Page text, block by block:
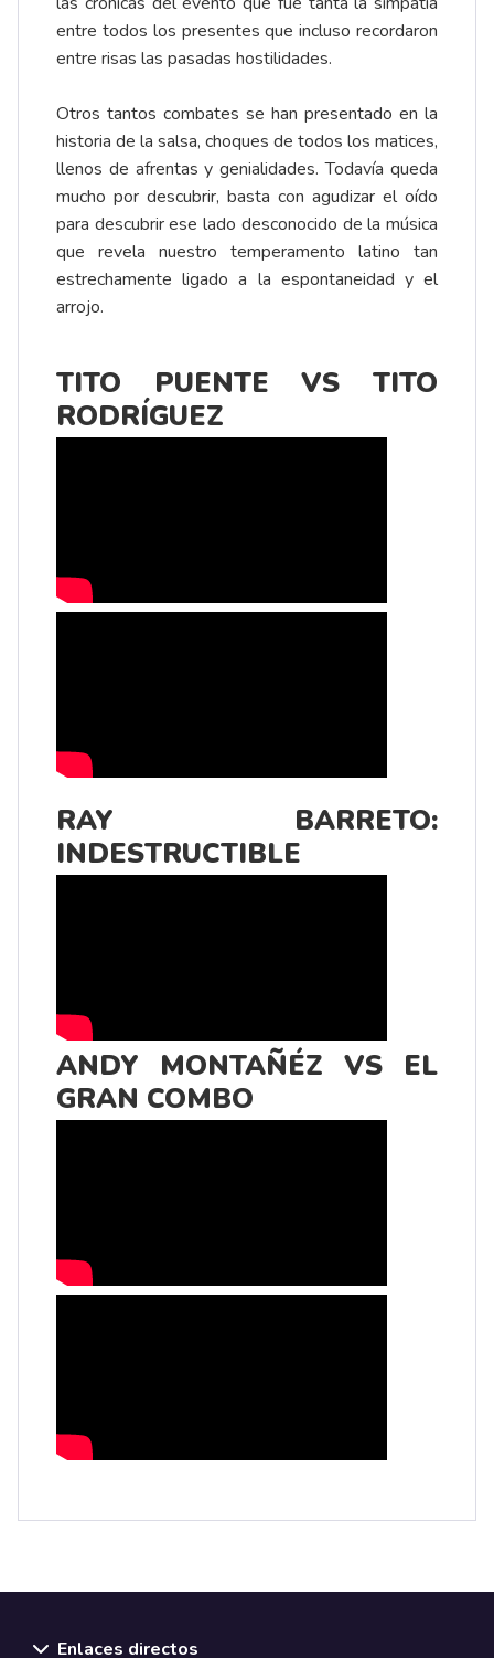
entre todos los presentes que incluso recordaron
entre risas las pasadas hostilidades.
Otros tantos combates se han presentado en la
historia de la salsa, choques de todos los matices,
llenos de afrentas y genialidades. Todavía queda
mucho por descubrir, basta con agudizar el oído
para descubrir ese lado desconocido de la música
que revela nuestro temperamento latino tan
estrechamente ligado a la espontaneidad y el
arrojo.
TITO PUENTE VS TITO
RODRÍGUEZ
RAY BARRETO:
INDESTRUCTIBLE
ANDY MONTAÑÉZ VS EL
GRAN COMBO
Enlaces directos